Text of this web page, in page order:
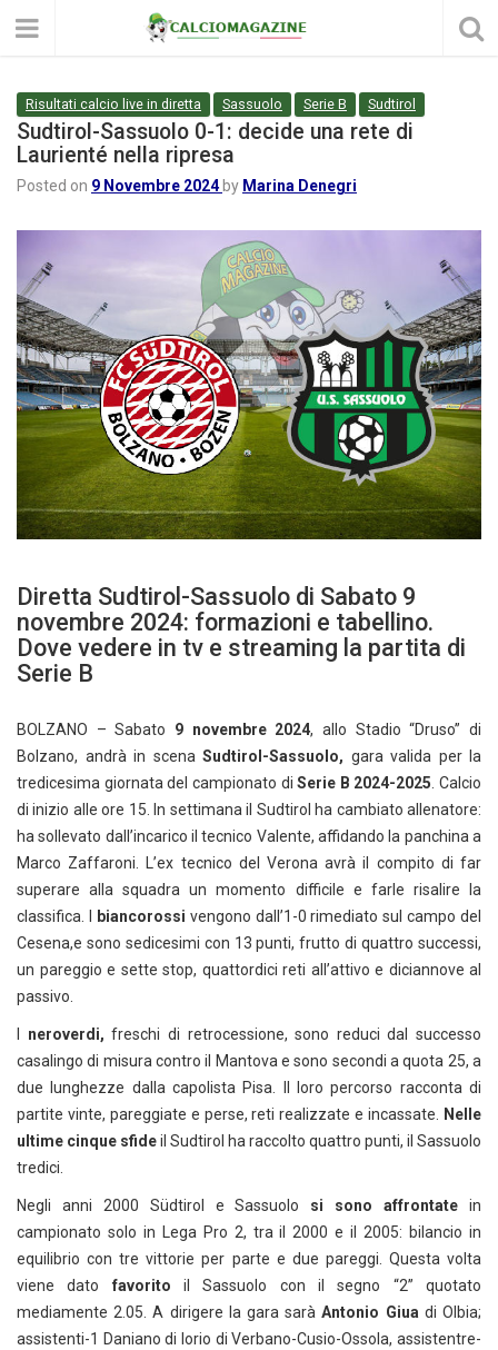
Risultati calcio live in diretta Sassuolo Serie B Sudtirol
Sudtirol-Sassuolo 0-1: decide una rete di
Laurienté nella ripresa
Posted on 9 Novembre 2024 by Marina Denegri
Diretta Sudtirol-Sassuolo di Sabato 9
novembre 2024: formazioni e tabellino.
Dove vedere in tv e streaming la partita di
Serie B
BOLZANO – Sabato 9 novembre 2024, allo Stadio “Druso” di
Bolzano, andrà in scena Sudtirol-Sassuolo, gara valida per la
tredicesima giornata del campionato diSerie B 2024-2025. Calcio
di inizio alle ore 15. In settimana il Sudtirol ha cambiato allenatore:
ha sollevato dall’incarico il tecnico Valente, affidando la panchina a
Marco Zaffaroni. L’ex tecnico del Verona avrà il compito di far
superare alla squadra un momento difficile e farle risalire la
classifica. I
biancorossi vengono dall’1-0 rimediato sul campo del
Cesena,e sono sedicesimi con 13 punti, frutto di quattro successi,
un pareggio e sette stop, quattordici reti all’attivo e diciannove al
passivo.
neroverdi, freschi di retrocessione, sono reduci dal successo
casalingo di misura contro il Mantova e sono secondi a quota 25, a
due lunghezze dalla capolista Pisa. Il loro percorso racconta di
partite vinte, pareggiate e perse, reti realizzate e incassate. Nelle
ultime cinque sfideil Sudtirol ha raccolto quattro punti, il Sassuolo
tredici.
Negli anni 2000 Südtirol e Sassuolo si sono affrontate in
campionato solo in Lega Pro 2, tra il 2000 e il 2005: bilancio in
equilibrio con tre vittorie per parte e due pareggi. Questa volta
viene dato favorito il Sassuolo con il segno “2” quotato
mediamente 2.05. A dirigere la gara saràAntonio Giuadi Olbia;
assistenti-1 Daniano di Iorio di Verbano-Cusio-Ossola, assistentre-